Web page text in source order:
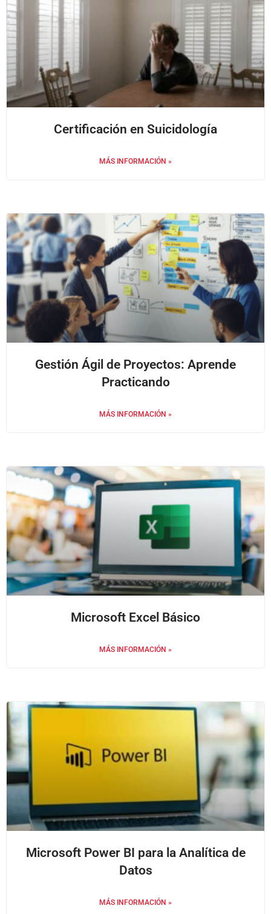
Certificación en Suicidología
MÁS INFORMACIÓN »
Gestión Ágil de Proyectos: Aprende
Practicando
MÁS INFORMACIÓN »
Microsoft Excel Básico
MÁS INFORMACIÓN »
Microsoft Power BI para la Analítica de
Datos
MÁS INFORMACIÓN »